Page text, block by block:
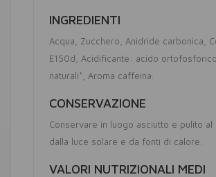
INGREDIENTI
Acqua Zucchero Anidride carbonica
E150d
Acidificante: acido ortofosforico
naturali*
Aroma caffeina
CONSERVAZIONE
Conservare in luogo asciutto e pulito al
dalla luce solare e da fonti di calore.
VALORI NUTRIZIONALI MEDI